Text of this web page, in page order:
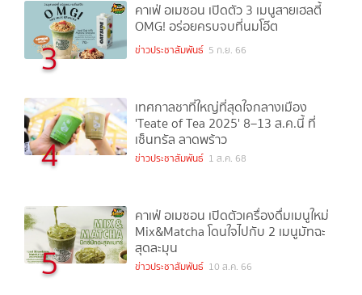
3
คาเฟ่ อเมซอน เปิดตัว 3 เมนูสายเฮลตี้
OMG! อร่อยครบจบที่นมโอ๊ต
ข่าวประชาสัมพันธ์ 5 ก.ย. 66
4
เทศกาลชาที่ใหญ่ที่สุดใจกลางเมือง
'Teate of Tea 2025' 8–13 ส.ค.นี้ ที่
เซ็นทรัล ลาดพร้าว
ข่าวประชาสัมพันธ์ 1 ส.ค. 68
5
คาเฟ่ อเมซอน เปิดตัวเครื่องดื่มเมนูใหม่
Mix&Matcha โดนใจไปกับ 2 เมนูมัทฉะ
สุดละมุน
ข่าวประชาสัมพันธ์ 10 ส.ค. 66